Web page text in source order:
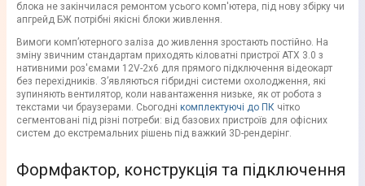
блока не закінчилася ремонтом усього комп'ютера, під нову збірку чи
апгрейд БЖ потрібні якісні блоки живлення.
Вимоги комп’ютерного заліза до живлення зростають постійно. На
зміну звичним стандартам приходять кіловатні пристрої ATX 3.0 з
нативними роз'ємами 12V-2x6 для прямого підключення відеокарт
без перехідників. З’являються гібридні системи охолодження, які
зупиняють вентилятор, коли навантаження низьке, як от робота з
текстами чи браузерами. Сьогодні комплектуючі до ПК чітко
сегментовані під різні потреби: від базових пристроїв для офісних
систем до екстремальних рішень під важкий 3D-рендерінг.
Формфактор, конструкція та підключення